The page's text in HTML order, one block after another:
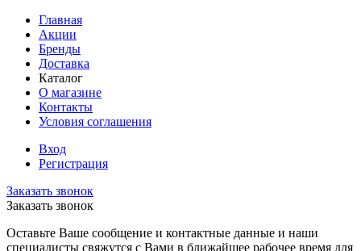
Главная
Акции
Бренды
Доставка
Каталог
О магазине
Контакты
Условия соглашения
Вход
Регистрация
Заказать звонок
Заказать звонок
Оставьте Ваше сообщение и контактные данные и наши
специалисты свяжутся с Вами в ближайшее рабочее время для